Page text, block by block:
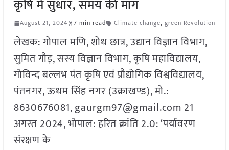
कृषि में सुधार, समय की मांग
August 21, 2024 7 min read Climate change, green Revolution
लेखक: गोपाल मणि, शोध छात्र, उद्यान विज्ञान विभाग,
सुमित गौड़, सस्य विज्ञान विभाग, कृषि महाविद्यालय,
गोविन्द बल्लभ पंत कृषि एवं प्रौद्योगिक विश्वविद्यालय,
पंतनगर, ऊधम सिंह नगर (उक्राखण्ड), मो.:
8630676081, gaurgm97@gmail.com 21
अगस्त 2024, भोपाल: हरित क्रांति 2.0: ‘पर्यावरण
संरक्षण के